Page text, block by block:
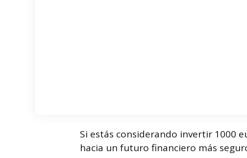
Si estás considerando invertir 1000
hacia un futuro financiero más